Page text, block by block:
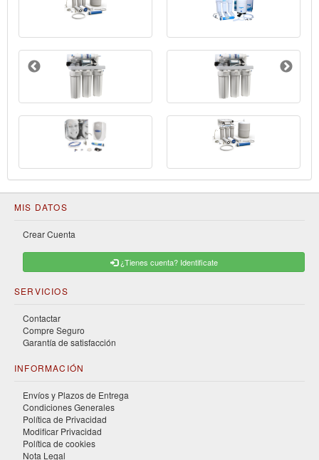
MIS DATOS
Crear Cuenta
¿Tienes cuenta? Identificate
SERVICIOS
Contactar
Compre Seguro
Garantía de satisfacción
INFORMACIÓN
Envíos y Plazos de Entrega
Condiciones Generales
Política de Privacidad
Modificar Privacidad
Política de cookies
Nota Legal